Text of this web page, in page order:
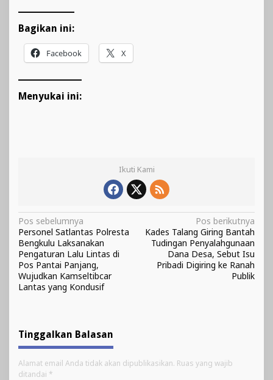
Bagikan ini:
Facebook X
Menyukai ini:
Ikuti Kami
Navigasi
pos
Pos sebelumnya
Personel Satlantas Polresta
Bengkulu Laksanakan
Pengaturan Lalu Lintas di
Pos Pantai Panjang,
Wujudkan Kamseltibcar
Lantas yang Kondusif
Pos berikutnya
Kades Talang Giring Bantah
Tudingan Penyalahgunaan
Dana Desa, Sebut Isu
Pribadi Digiring ke Ranah
Publik
Tinggalkan Balasan
Alamat email Anda tidak akan dipublikasikan. Ruas yang wajib
ditandai *